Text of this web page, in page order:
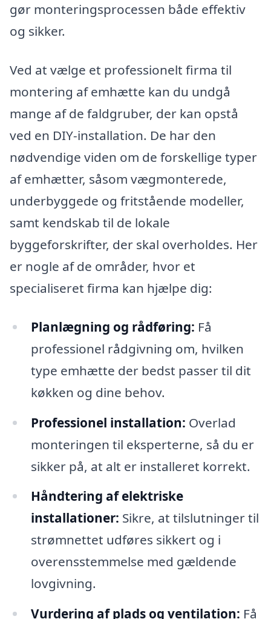
gør monteringsprocessen både effektiv
og sikker.
Ved at vælge et professionelt firma til
montering af emhætte kan du undgå
mange af de faldgruber, der kan opstå
ved en DIY-installation. De har den
nødvendige viden om de forskellige typer
af emhætter, såsom vægmonterede,
underbyggede og fritstående modeller,
samt kendskab til de lokale
byggeforskrifter, der skal overholdes. Her
er nogle af de områder, hvor et
specialiseret firma kan hjælpe dig:
Planlægning og rådføring: Få
professionel rådgivning om, hvilken
type emhætte der bedst passer til dit
køkken og dine behov.
Professionel installation: Overlad
monteringen til eksperterne, så du er
sikker på, at alt er installeret korrekt.
Håndtering af elektriske
installationer: Sikre, at tilslutninger til
strømnettet udføres sikkert og i
overensstemmelse med gældende
lovgivning.
Vurdering af plads og ventilation: Få